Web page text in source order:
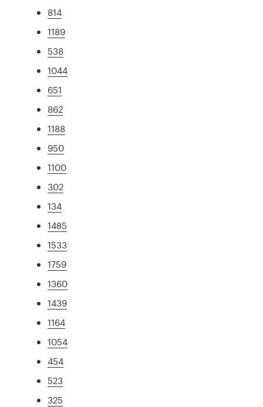
814
1189
538
1044
651
862
1188
950
1100
302
134
1485
1533
1759
1360
1439
1164
1054
454
523
325